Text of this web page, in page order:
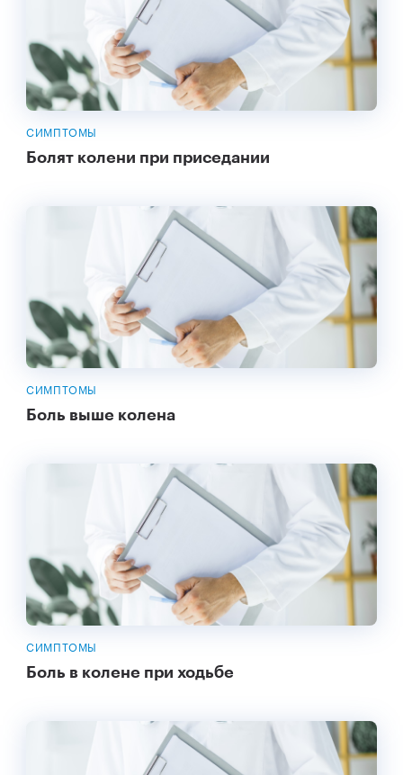
СИМПТОМЫ
Болят колени при приседании
СИМПТОМЫ
Боль выше колена
СИМПТОМЫ
Боль в колене при ходьбе